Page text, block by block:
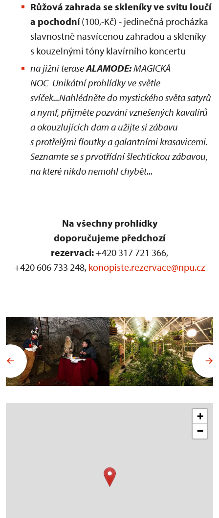
Růžová zahrada se skleníky ve svitu loučí
a pochodní(100,-Kč) - jedinečná procházka
slavnostně nasvícenou zahradou a skleníky
s kouzelnými tóny klavírního koncertu
na jižní teraseALAMODE:MAGICKÁ
NOC Unikátní prohlídky ve světle
svíček...Nahlédněte do mystického světa satyrů
a nymf, přijměte pozvání vznešených kavalírů
a okouzlujících dam a užijte si zábavu
s protřelými floutky a galantními krasavicemi.
Seznamte se s prvotřídní šlechtickou zábavou,
na které nikdo nemohl chybět...
Na všechny prohlídky
doporučujeme předchozí
rezervaci:+420 317 721 366,
+420 606 733 248, konopiste.rezervace@npu.cz
+
−